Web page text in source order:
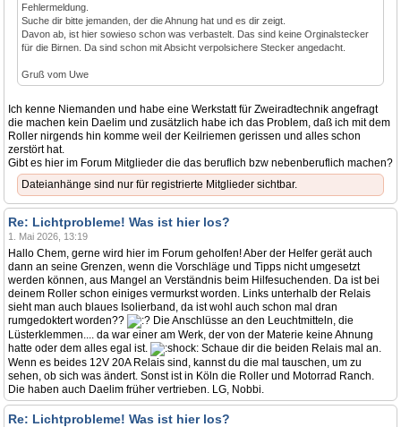
Fehlermeldung.
Suche dir bitte jemanden, der die Ahnung hat und es dir zeigt.
Davon ab, ist hier sowieso schon was verbastelt. Das sind keine Orginalstecker
für die Birnen. Da sind schon mit Absicht verpolsichere Stecker angedacht.
Gruß vom Uwe
Ich kenne Niemanden und habe eine Werkstatt für Zweiradtechnik angefragt
die machen kein Daelim und zusätzlich habe ich das Problem, daß ich mit dem
Roller nirgends hin komme weil der Keilriemen gerissen und alles schon
zerstört hat.
Gibt es hier im Forum Mitglieder die das beruflich bzw nebenberuflich machen?
Dateianhänge sind nur für registrierte Mitglieder sichtbar.
Re: Lichtprobleme! Was ist hier los?
1. Mai 2026, 13:19
Hallo Chem, gerne wird hier im Forum geholfen! Aber der Helfer gerät auch
dann an seine Grenzen, wenn die Vorschläge und Tipps nicht umgesetzt
werden können, aus Mangel an Verständnis beim Hilfesuchenden. Da ist bei
deinem Roller schon einiges vermurkst worden. Links unterhalb der Relais
sieht man auch blaues Isolierband, da ist wohl auch schon mal dran
rumgedoktert worden??
Die Anschlüsse an den Leuchtmitteln, die
Lüsterklemmen.... da war einer am Werk, der von der Materie keine Ahnung
hatte oder dem alles egal ist.
Schaue dir die beiden Relais mal an.
Wenn es beides 12V 20A Relais sind, kannst du die mal tauschen, um zu
sehen, ob sich was ändert. Sonst ist in Köln die Roller und Motorrad Ranch.
Die haben auch Daelim früher vertrieben. LG, Nobbi.
Re: Lichtprobleme! Was ist hier los?